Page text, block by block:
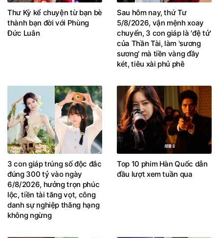
Thư Kỳ kể chuyện từ bạn bè
thành bạn đời với Phùng
Đức Luân
Sau hôm nay, thứ Tư
5/8/2026, vận mệnh xoay
chuyển, 3 con giáp là 'đệ tử'
của Thần Tài, làm 'sương
sương' mà tiền vàng đầy
két, tiêu xài phủ phê
3 con giáp trúng số độc đắc
đúng 300 tỷ vào ngày
6/8/2026, hưởng trọn phúc
lộc, tiền tài tăng vọt, công
danh sự nghiệp thăng hạng
không ngừng
Top 10 phim Hàn Quốc dẫn
đầu lượt xem tuần qua